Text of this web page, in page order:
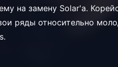
на замену Solar'а.
ряды относительно